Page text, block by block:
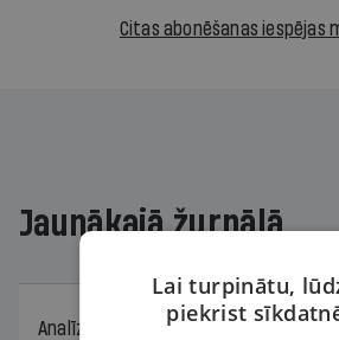
Citas abonēšanas iespējas
Jaunākajā žurnālā
Analīze
06.08.2026.
Lai turpinātu,
piekrist